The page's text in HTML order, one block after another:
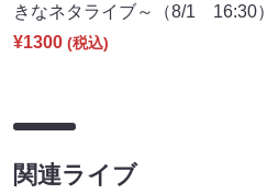
きなネタライブ～（8/1 16:30）
¥1300 (税込)
関連ライブ